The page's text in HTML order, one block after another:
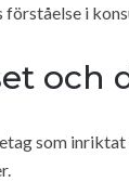
förståelse i
och
som